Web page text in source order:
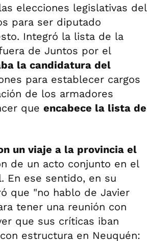
elecciones legislativas del
para ser diputado
Integró la lista de la
de Juntos por el
la candidatura del
para establecer cargos
de los armadores
que encabece la lista de
un viaje a la provincia el
de un acto conjunto en el
En ese sentido, en su
que "no hablo de Javier
tener una reunión con
que sus críticas iban
estructura en Neuquén: